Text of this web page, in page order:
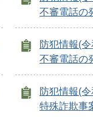
不審電話の
防犯情報(
不審電話の
防犯情報(
特殊詐欺事